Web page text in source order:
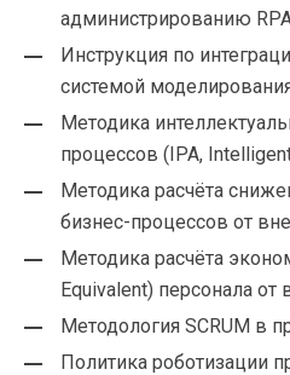
администрированию
Инструкция по
системой
Методика
процессов (IPA,
Методика расчёта
бизнес-процессов от
Методика расчёта
Equivalent) персонала
Методология SCRUM в
Политика роботизации